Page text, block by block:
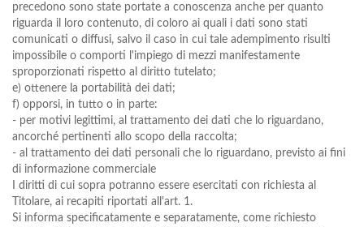
precedono sono state portate a conoscenza anche per quanto
riguarda il loro contenuto, di coloro ai quali i dati sono stati
comunicati o diffusi, salvo il caso in cui tale adempimento risulti
impossibile o comporti l'impiego di mezzi manifestamente
sproporzionati rispetto al diritto tutelato;
e) ottenere la portabilità dei dati;
f) opporsi, in tutto o in parte:
- per motivi legittimi, al trattamento dei dati che lo riguardano,
ancorché pertinenti allo scopo della raccolta;
- al trattamento dei dati personali che lo riguardano, previsto ai fini
di informazione commerciale
I diritti di cui sopra potranno essere esercitati con richiesta al
Titolare, ai recapiti riportati all'art. 1.
Si informa specificatamente e separatamente, come richiesto